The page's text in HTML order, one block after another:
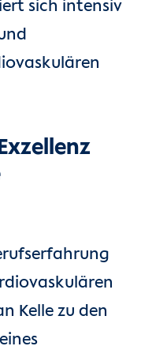
sich intensiv
Kelle zu den